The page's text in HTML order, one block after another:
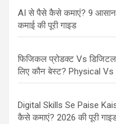
AI से पैसे कैसे कमाएं? 9
कमाई की पूरी गाइड
फिजिकल प्रोडक्ट Vs
लिए कौन बेस्ट? Physical
Digital Skills Se Paise
कैसे कमाएं? 2026 की पूरी